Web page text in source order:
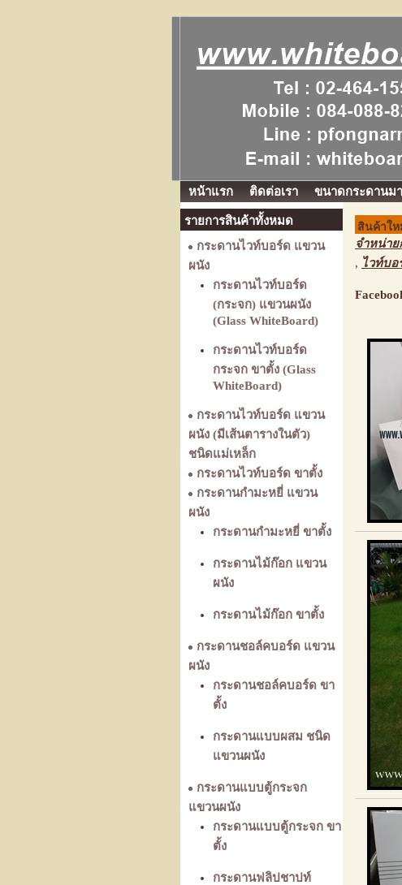
หน้าแรก ติดต่อเรา ขนาดกระดานม
รายการสินค้าทั้งหมด
กระดานไวท์บอร์ด แขวน
ผนัง
กระดานไวท์บอร์ด
(กระจก) แขวนผนัง
(Glass WhiteBoard)
กระดานไวท์บอร์ด
กระจก ขาตั้ง (Glass
WhiteBoard)
กระดานไวท์บอร์ด แขวน
ผนัง (มีเส้นตารางในตัว)
ชนิดแม่เหล็ก
กระดานไวท์บอร์ด ขาตั้ง
กระดานกำมะหยี่ แขวน
ผนัง
กระดานกำมะหยี่ ขาตั้ง
กระดานไม้ก๊อก แขวน
ผนัง
กระดานไม้ก๊อก ขาตั้ง
กระดานชอล์คบอร์ด แขวน
ผนัง
กระดานชอล์คบอร์ด ขา
ตั้ง
กระดานแบบผสม ชนิด
แขวนผนัง
กระดานแบบตู้กระจก
แขวนผนัง
กระดานแบบตู้กระจก ขา
ตั้ง
กระดานฟลิปชาปท์
สินค้าใ
จำหน่า
, ไวท์บอ